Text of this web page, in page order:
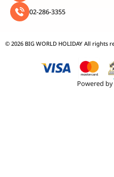
02-286-3355
© 2026 BIG WORLD HOLIDAY All rights
Powered by